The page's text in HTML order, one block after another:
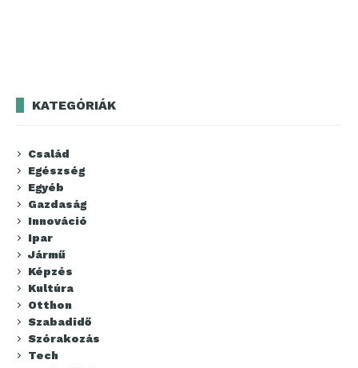
KATEGÓRIÁK
Család
Egészség
Egyéb
Gazdaság
Innováció
Ipar
Jármű
Képzés
Kultúra
Otthon
Szabadidő
Szórakozás
Tech